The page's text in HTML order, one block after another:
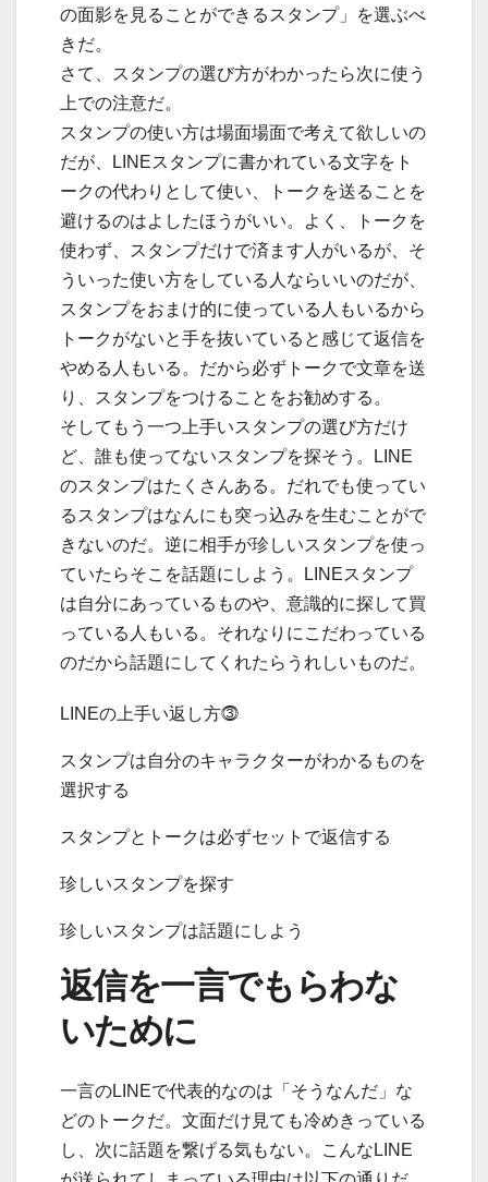
の面影を見ることができるスタンプ」を選ぶべ
きだ。
さて、スタンプの選び方がわかったら次に使う
上での注意だ。
スタンプの使い方は場面場面で考えて欲しいの
だが、LINEスタンプに書かれている文字をト
ークの代わりとして使い、トークを送ることを
避けるのはよしたほうがいい。よく、トークを
使わず、スタンプだけで済ます人がいるが、そ
ういった使い方をしている人ならいいのだが、
スタンプをおまけ的に使っている人もいるから
トークがないと手を抜いていると感じて返信を
やめる人もいる。だから必ずトークで文章を送
り、スタンプをつけることをお勧めする。
そしてもう一つ上手いスタンプの選び方だけ
ど、誰も使ってないスタンプを探そう。LINE
のスタンプはたくさんある。だれでも使ってい
るスタンプはなんにも突っ込みを生むことがで
きないのだ。逆に相手が珍しいスタンプを使っ
ていたらそこを話題にしよう。LINEスタンプ
は自分にあっているものや、意識的に探して買
っている人もいる。それなりにこだわっている
のだから話題にしてくれたらうれしいものだ。
LINEの上手い返し方⓷
スタンプは自分のキャラクターがわかるものを
選択する
スタンプとトークは必ずセットで返信する
珍しいスタンプを探す
珍しいスタンプは話題にしよう
返信を一言でもらわな
いために
一言のLINEで代表的なのは「そうなんだ」な
どのトークだ。文面だけ見ても冷めきっている
し、次に話題を繋げる気もない。こんなLINE